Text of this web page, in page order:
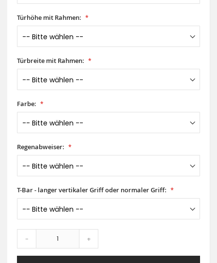
Türhöhe mit Rahmen:
Türbreite mit Rahmen:
Farbe:
Regenabweiser:
T-Bar - langer vertikaler Griff oder normaler Griff:
- +